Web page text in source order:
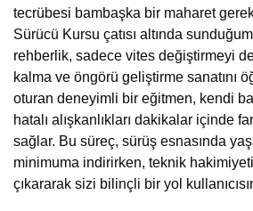
tecrübesi bambaşka bir maharet
Sürücü Kursu çatısı altında
rehberlik, sadece vites değiştirmeyi
kalma ve öngörü geliştirme sanatını
oturan deneyimli bir eğitmen, kendi
hatalı alışkanlıkları dakikalar içinde
sağlar. Bu süreç, sürüş esnasında
minimuma indirirken, teknik
çıkararak sizi bilinçli bir yol